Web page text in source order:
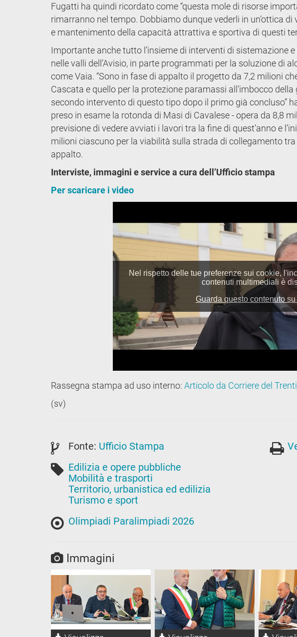
Fugatti ha quindi ricordato come “questa mole di risorse
rimarranno nel tempo. Dobbiamo dunque vederli in un’ottica
e mantenimento della capacità attrattiva e sportiva di questi
Importante anche tutto l’insieme di interventi di sistemazione
nelle valli dell’Avisio, in parte programmati per la soluzione di
come Vaia. “Sono in fase di appalto il progetto da 7,2 milioni
Cascata e quello per la protezione paramassi all’imbocco
secondo intervento di questo tipo dopo il primo già concluso”
preso in esame la rotonda di Masi di Cavalese - opera da 8,8
previsione di vedere avviati i lavori tra la fine di quest’anno e
milioni ciascuno per la viabilità sulla strada di collegamento
appalto.
Interviste, immagini e service a cura dell’Ufficio stampa
Per scaricare i video
Rassegna stampa ad uso interno: Articolo da Corriere del
(sv)
Fonte: Ufficio Stampa
Edilizia e opere pubbliche
Mobilità e trasporti
Territorio, urbanistica ed edilizia
Turismo e sport
Olimpiadi Paralimpiadi 2026
Immagini